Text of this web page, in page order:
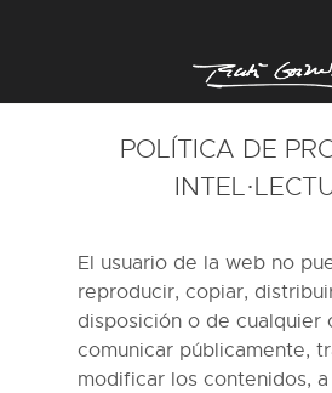
POLÍTICA DE
El usuario de la web no
reproducir, copiar,
disposición o de cualquier
comunicar públicamente,
modificar los contenidos,